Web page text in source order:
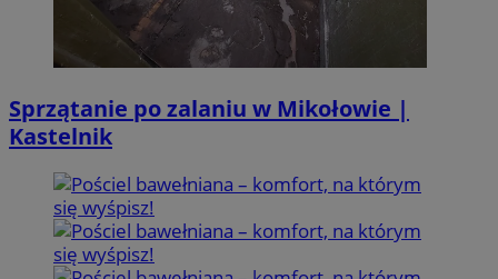
Sprzątanie po zalaniu w Mikołowie |
Kastelnik